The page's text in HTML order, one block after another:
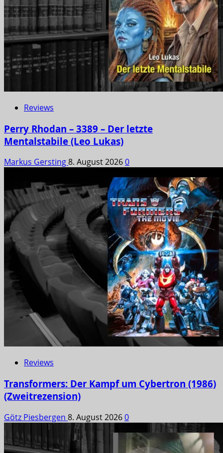
Reviews
Perry Rhodan – 3389 – Der letzte
Mentalstabile (Leo Lukas)
Markus Gersting8. August 20260
Reviews
Transformers: Der Kampf um Cybertron (1986)
(Zweitrezension)
Götz Piesbergen 8. August 20260